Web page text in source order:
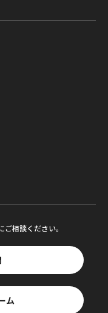
相談ください。
ム